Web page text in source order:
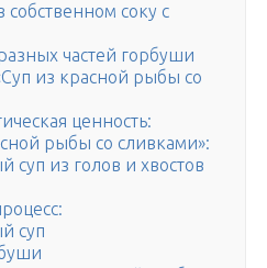
собственном соку с
частей горбуши
из красной рыбы со
ценность:
рыбы со сливками»:
суп из голов и хвостов
суп